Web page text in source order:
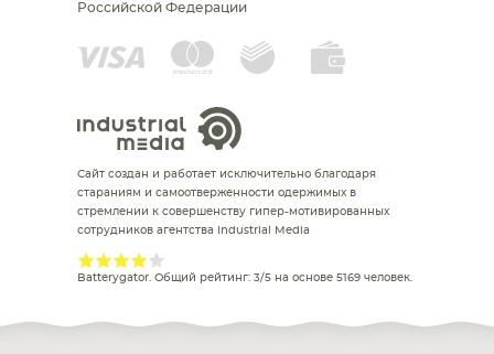
Российской Федерации
Сайт создан и работает исключительно благодаря
стараниям и самоотверженности одержимых в
стремлении к совершенству гипер-мотивированных
сотрудников агентства Industrial Media
Batterygator. Общий рейтинг: 3/5 на основе 5169 человек.